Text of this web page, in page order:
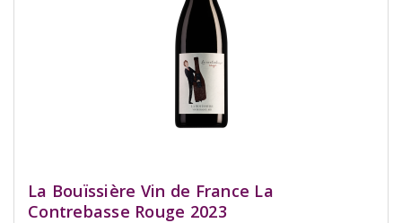
La Bouïssière Vin de France La
Contrebasse Rouge 2023